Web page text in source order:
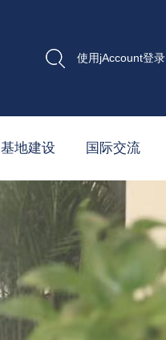
使用jAccount登录
基地建设 国际交流